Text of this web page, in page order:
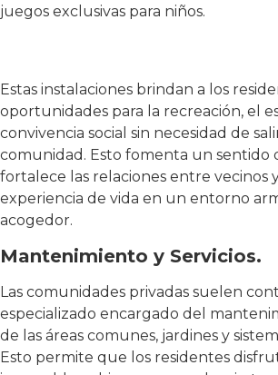
juegos exclusivas para niños.
Estas instalaciones brindan a los
oportunidades para la recreación, el
convivencia social sin necesidad de
comunidad. Esto fomenta un sentido
fortalece las relaciones entre vecinos
experiencia de vida en un entorno
acogedor.
Mantenimiento y Servicios.
Las comunidades privadas suelen
especializado encargado del
de las áreas comunes, jardines y
Esto permite que los residentes